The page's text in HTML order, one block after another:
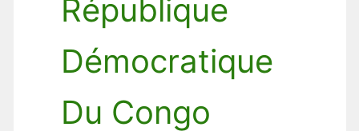
République
Démocratique
Du Congo